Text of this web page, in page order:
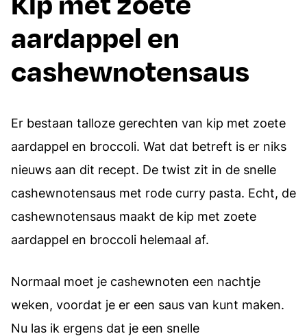
aardappel en
cashewnotensaus
Er bestaan talloze gerechten van kip met zoete
aardappel en broccoli. Wat dat betreft is er niks
nieuws aan dit recept. De twist zit in de snelle
cashewnotensaus met rode curry pasta. Echt, de
cashewnotensaus maakt de kip met zoete
aardappel en broccoli helemaal af.
Normaal moet je cashewnoten een nachtje
weken, voordat je er een saus van kunt maken.
Nu las ik ergens dat je een snelle